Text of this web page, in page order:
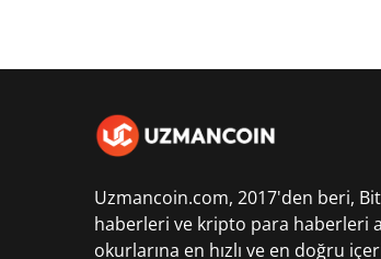
Uzmancoin.com, 2017'den beri,
haberleri ve kripto para haberleri
okurlarına en hızlı ve en doğru